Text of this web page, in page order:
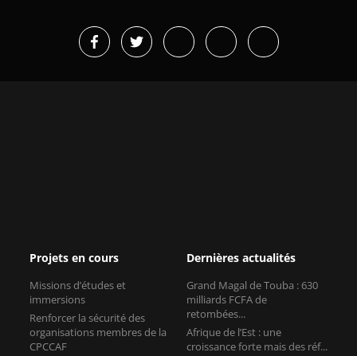
Projets en cours
Missions d’études et
immersions
Renforcer la sécurité des
organisations membres de la
CPCCAF
Dernières actualités
Grand Magal de Touba : 630
milliards FCFA de
retombées...
Afrique de l’Est : une
croissance forte mais des réf...